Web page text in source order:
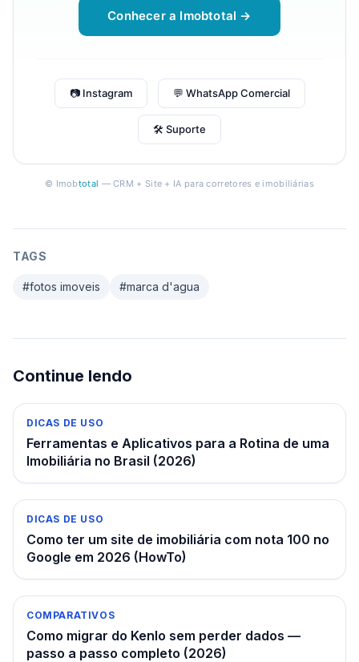
Conhecer a Imobtotal →
📷 Instagram 💬 WhatsApp Comercial
🛠 Suporte
© Imobtotal — CRM + Site + IA para corretores e imobiliárias
TAGS
#fotos imoveis #marca d'agua
Continue lendo
DICAS DE USO
Ferramentas e Aplicativos para a Rotina de uma
Imobiliária no Brasil (2026)
DICAS DE USO
Como ter um site de imobiliária com nota 100 no
Google em 2026 (HowTo)
COMPARATIVOS
Como migrar do Kenlo sem perder dados —
passo a passo completo (2026)